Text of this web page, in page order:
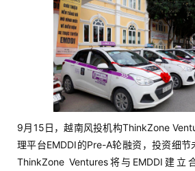
9月15日，越南风投机构ThinkZone
理平台EMDDI的Pre-A轮融资，投资细节
ThinkZone Ventures将与EMDDI建